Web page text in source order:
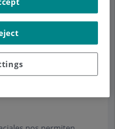
de la cirugía facial
a cierto grado de
El microestado
seguro y
ofrece el entorno
en torno a su
de privacidad sin